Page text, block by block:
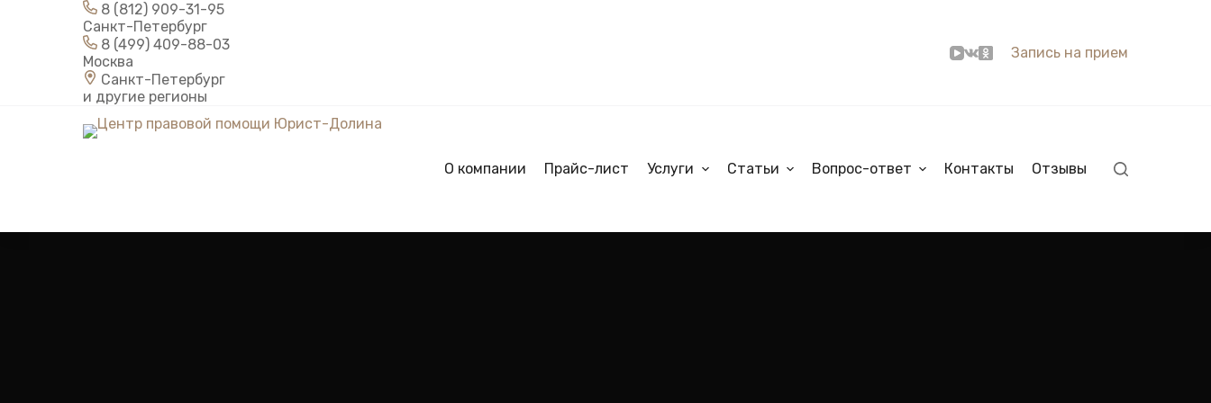
т
8 (812) 909-31-95
Санкт-Петербург
8 (499) 409-88-03
Москва
Санкт-Петербург
и другие регионы
Запись на прием
О компании Прайс-лист Услуги Статьи Вопрос-ответ Контакты Отзывы